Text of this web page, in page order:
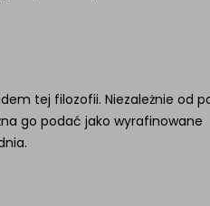
tej filozofii. Niezależnie od
go podać jako wyrafinowane